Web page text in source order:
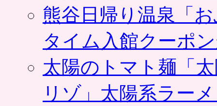
熊谷日帰り温泉「
タイム入館クーポ
太陽のトマト麺「
リゾ」太陽系ラー